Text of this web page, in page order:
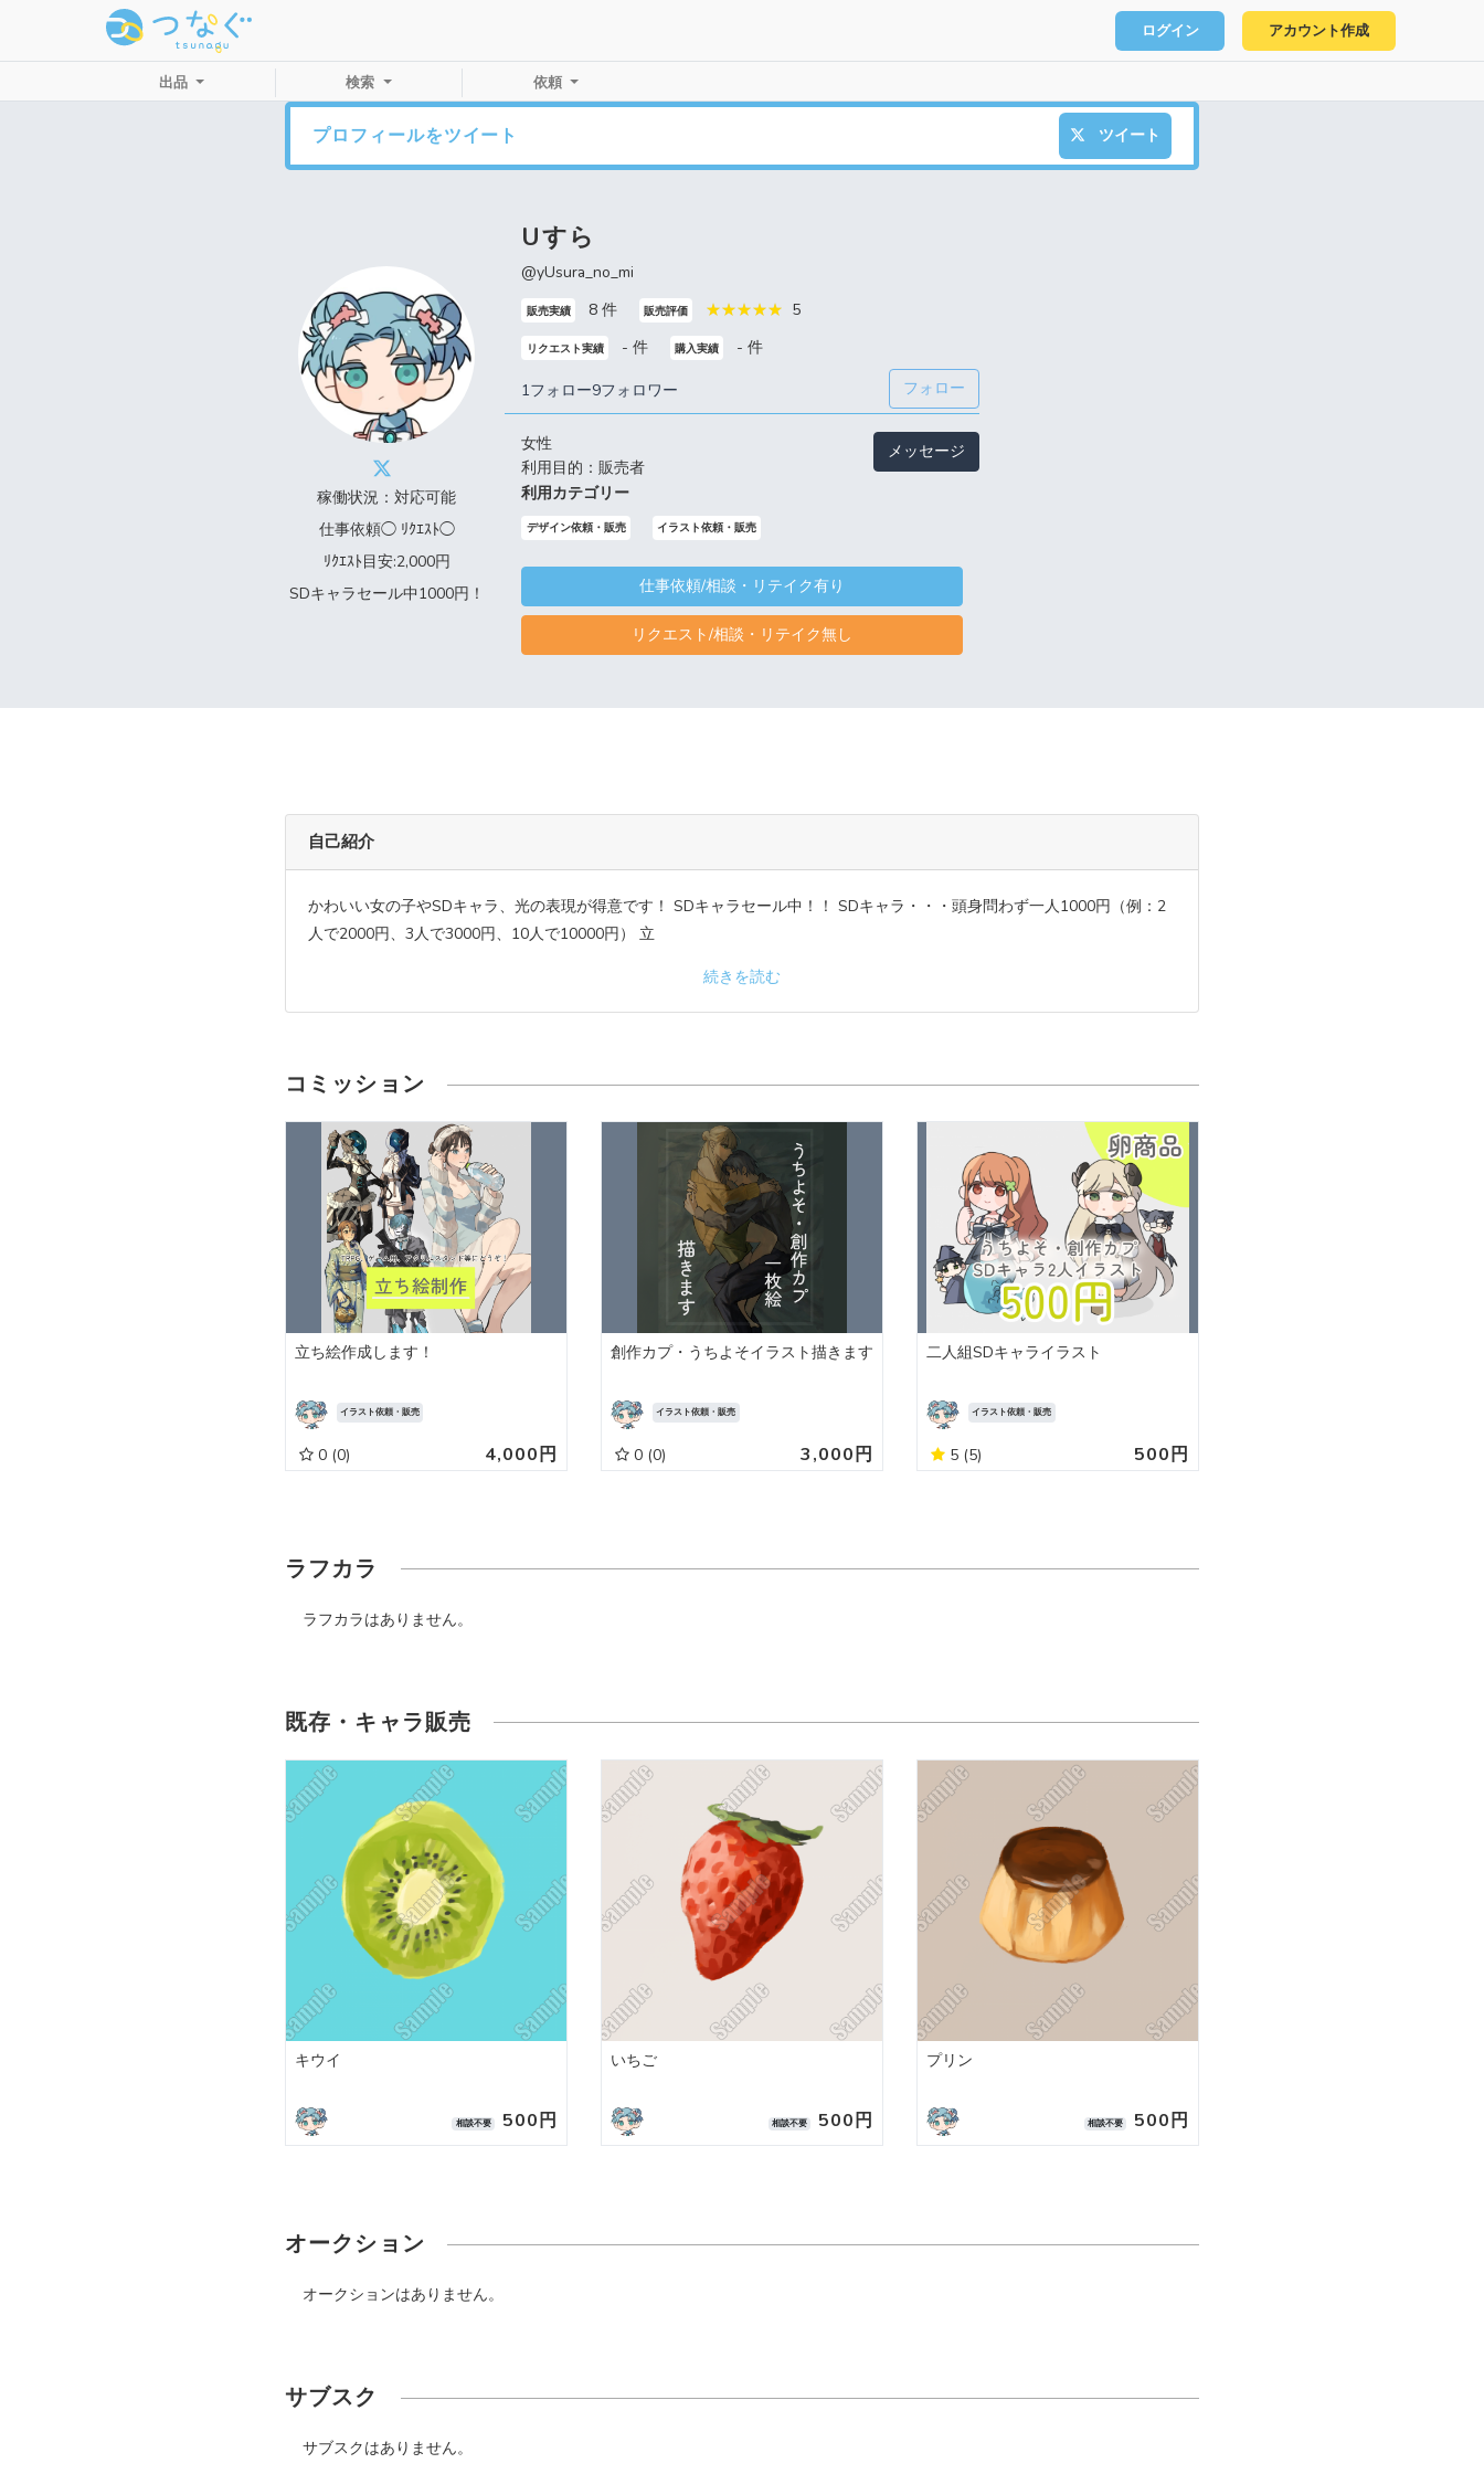
ログイン アカウント作成
出品 検索 依頼
プロフィールをツイート ツイート
稼働状況：対応可能
仕事依頼◯ ﾘｸｴｽﾄ◯
ﾘｸｴｽﾄ目安:2,000円
SDキャラセール中1000円！
Uすら
@yUsura_no_mi
販売実績 8 件 販売評価 5
リクエスト実績 - 件 購入実績 - 件
1フォロー9フォロワー フォロー
女性
利用目的：販売者
メッセージ
利用カテゴリー
デザイン依頼・販売 イラスト依頼・販売
仕事依頼/相談・リテイク有り
リクエスト/相談・リテイク無し
自己紹介
かわいい女の子やSDキャラ、光の表現が得意です！ SDキャラセール中！！ SDキャラ・・・頭身問わず一人1000円（例：2
人で2000円、3人で3000円、10人で10000円） 立
続きを読む
コミッション
立ち絵作成します！
イラスト依頼・販売
0 (0) 4,000円
創作カプ・うちよそイラスト描きます
イラスト依頼・販売
0 (0) 3,000円
二人組SDキャライラスト
イラスト依頼・販売
5 (5) 500円
ラフカラ
ラフカラはありません。
既存・キャラ販売
キウイ
相談不要 500円
いちご
相談不要 500円
プリン
相談不要 500円
オークション
オークションはありません。
サブスク
サブスクはありません。